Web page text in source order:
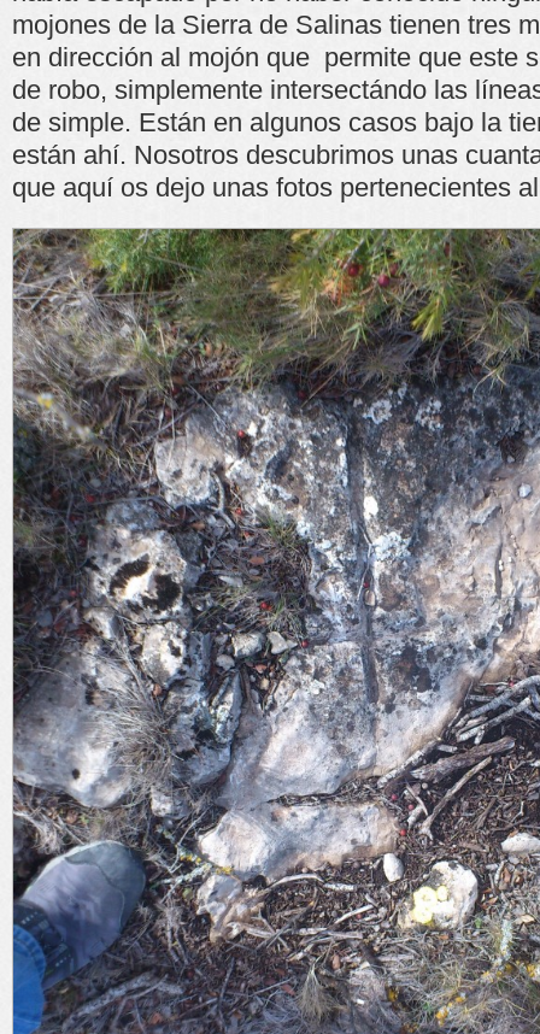
mojones de la Sierra de Salinas tienen tres
en dirección al mojón que permite que este
de robo, simplemente intersectándo las
de simple. Están en algunos casos bajo la
están ahí. Nosotros descubrimos unas
que aquí os dejo unas fotos pertenecientes